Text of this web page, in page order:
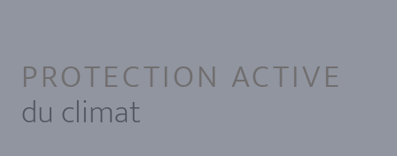
PROTECTION ACTIVE
du climat